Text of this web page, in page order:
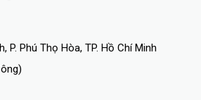
P. Phú Thọ Hòa, TP. Hồ Chí Minh